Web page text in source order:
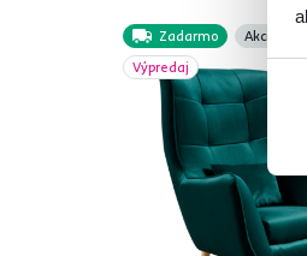
Zadarmo
Akcia
Výpredaj